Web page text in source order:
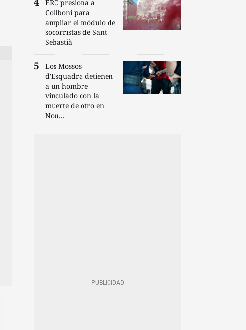
ERC presiona a
Collboni para
ampliar el módulo de
socorristas de Sant
Sebastià
Los Mossos
d'Esquadra detienen
a un hombre
vinculado con la
muerte de otro en
Nou...